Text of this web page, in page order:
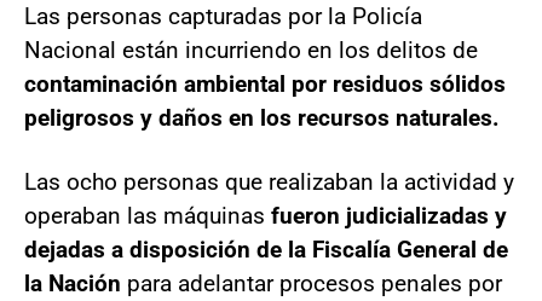
Las personas capturadas por la Policía
Nacional están incurriendo en los delitos de
contaminación ambiental por residuos sólidos
peligrosos y daños en los recursos naturales.
Las ocho personas que realizaban la actividad y
operaban las máquinas fueron judicializadas y
dejadas a disposición de la Fiscalía General de
la Nación para adelantar procesos penales por